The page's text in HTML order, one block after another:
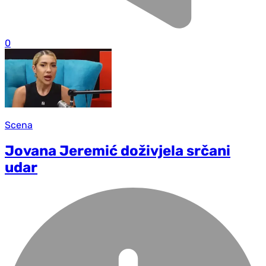
0
Scena
Jovana Jeremić doživjela srčani
udar